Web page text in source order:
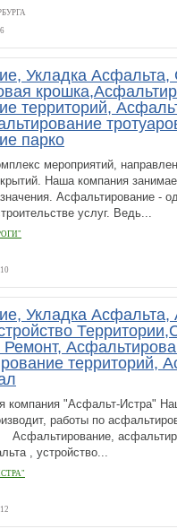
Укладка Асфальта,
территорий,
парко
мероприятий,
Наша компания
Асфальтирование -
услуг. Ведь...
Укладка Асфальта,
территорий,
компания "Асфальт-Истра"
работы по
Асфальтирование,
, устройство...